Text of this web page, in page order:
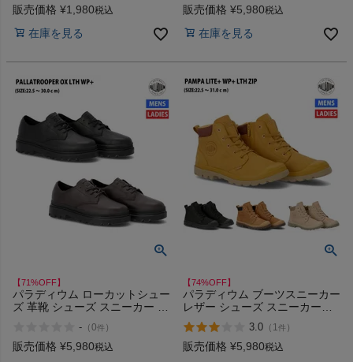
販売価格 ¥1,980税込
在庫を見る
販売価格 ¥5,980税込
在庫を見る
【71%OFF】
パラディウム ローカットシュー
ズ 革靴 シューズ スニーカー レ
PALLATROOPER OX LTH WP+
78726 アウトレット セール
- （0件 ）
販売価格 ¥5,980税込
【74%OFF】
パラディウム ブーツスニーカー
レザー シューズ スニーカー
PALLADIUM PAMPA LITE+
WP+ LTH ZIP 79027 アウトレ
ット セール
3.0 （ 1件 ）
販売価格 ¥5,980税込